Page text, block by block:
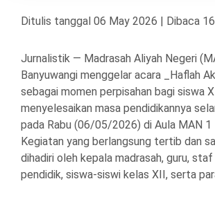
Ditulis tanggal 06 May 2026 | Dibaca
Jurnalistik — Madrasah Aliyah Negeri
Banyuwangi menggelar acara _Haflah
sebagai momen perpisahan bagi siswa
menyelesaikan masa pendidikannya
pada Rabu (06/05/2026) di Aula MAN 1
Kegiatan yang berlangsung tertib dan
dihadiri oleh kepala madrasah, guru,
pendidik, siswa-siswi kelas XII, serta